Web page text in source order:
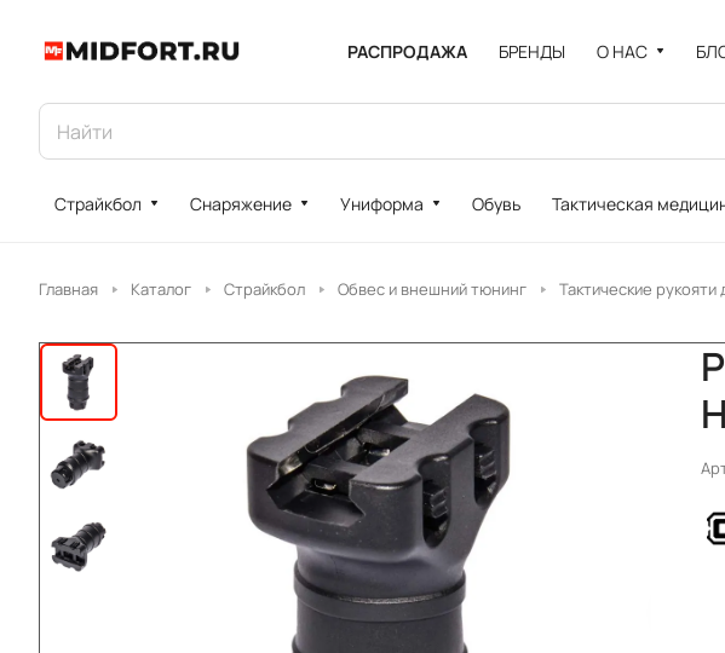
РАСПРОДАЖА БРЕНДЫ О НАС
Страйкбол Снаряжение Униформа Обувь Тактическая
Главная Каталог Страйкбол Обвес и внешний тюнинг Тактические рукояти